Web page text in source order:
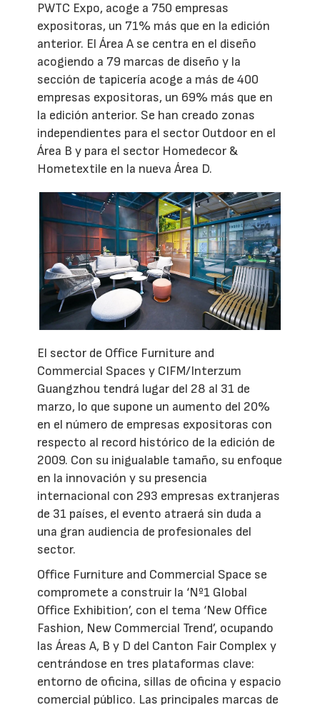
PWTC Expo, acoge a 750 empresas
expositoras, un 71% más que en la edición
anterior. El Área A se centra en el diseño
acogiendo a 79 marcas de diseño y la
sección de tapicería acoge a más de 400
empresas expositoras, un 69% más que en
la edición anterior. Se han creado zonas
independientes para el sector Outdoor en el
Área B y para el sector Homedecor &
Hometextile en la nueva Área D.
El sector de Office Furniture and
Commercial Spaces y CIFM/Interzum
Guangzhou tendrá lugar del 28 al 31 de
marzo, lo que supone un aumento del 20%
en el número de empresas expositoras con
respecto al record histórico de la edición de
2009. Con su inigualable tamaño, su enfoque
en la innovación y su presencia
internacional con 293 empresas extranjeras
de 31 países, el evento atraerá sin duda a
una gran audiencia de profesionales del
sector.
Office Furniture and Commercial Space se
compromete a construir la ‘Nº1 Global
Office Exhibition’, con el tema ‘New Office
Fashion, New Commercial Trend’, ocupando
las Áreas A, B y D del Canton Fair Complex y
centrándose en tres plataformas clave:
entorno de oficina, sillas de oficina y espacio
comercial público. Las principales marcas de